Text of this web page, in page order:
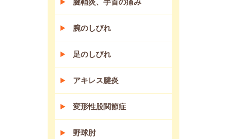
腱鞘炎、手首の痛み
腕のしびれ
足のしびれ
アキレス腱炎
変形性股関節症
野球肘